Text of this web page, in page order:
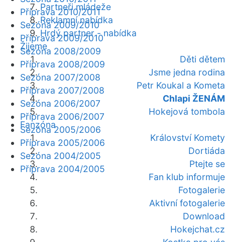
Partneři mládeže
Reklamní nabídka
Hrdý partner - nabídka
Žijeme
Děti dětem
Jsme jedna rodina
Petr Koukal a Kometa
Chlapi ŽENÁM
Hokejová tombola
Fanzóna
Království Komety
Dortiáda
Ptejte se
Fan klub informuje
Fotogalerie
Aktivní fotogalerie
Download
Hokejchat.cz
Příprava 2010/2011
Sezóna 2009/2010
Příprava 2009/2010
Sezóna 2008/2009
Příprava 2008/2009
Sezóna 2007/2008
Příprava 2007/2008
Sezóna 2006/2007
Příprava 2006/2007
Sezóna 2005/2006
Příprava 2005/2006
Sezóna 2004/2005
Příprava 2004/2005